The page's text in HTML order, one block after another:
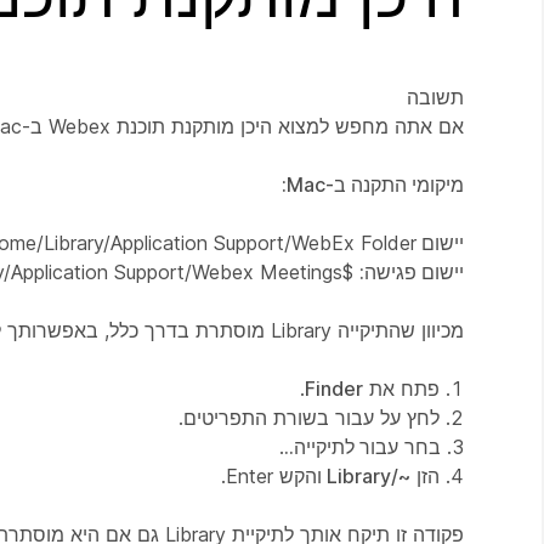
תשובה
אם אתה מחפש למצוא היכן מותקנת תוכנת Webex ב-Mac שלך, הנה הפרטים:
מיקומי התקנה ב-Mac:
יישום Webex: Library/Application Support/WebEx Folder/
יישום פגישה: $Home/Library/Application Support/Webex Meetings
מכיוון שהתיקייה Library מוסתרת בדרך כלל, באפשרותך לבצע את השלבים הבאים כדי לגשת אליה:
1. פתח את Finder
.
2. לחץ על
עבור בשורת התפריטים.
3. בחר
עבור לתיקייה...
4. הזן
~/Library והקש Enter.
פקודה זו תיקח אותך לתיקיית Library גם אם היא מוסתרת.